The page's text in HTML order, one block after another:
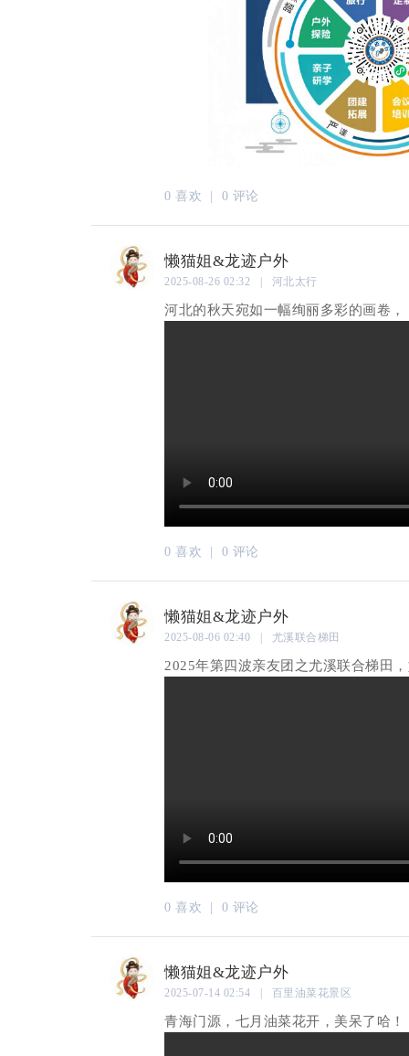
0 喜欢 | 0 评论
懒猫姐&龙迹户外
2025-08-26 02:32 | 河北太行
河北的秋天宛如一幅绚丽多彩的画卷
0 喜欢 | 0 评论
懒猫姐&龙迹户外
2025-08-06 02:40 | 尤溪联合梯田
2025年第四波亲友团之尤溪联合梯田
0 喜欢 | 0 评论
懒猫姐&龙迹户外
2025-07-14 02:54 | 百里油菜花景区
青海门源，七月油菜花开，美呆了哈